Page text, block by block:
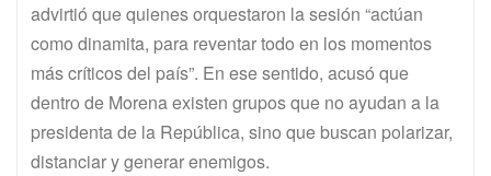
advirtió que quienes orquestaron la sesión “actúan
como dinamita, para reventar todo en los momentos
más críticos del país”. En ese sentido, acusó que
dentro de Morena existen grupos que no ayudan a la
presidenta de la República, sino que buscan polarizar,
distanciar y generar enemigos.